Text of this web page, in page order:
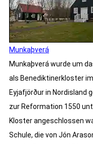
Munkaþverá
Munkaþverá wurde um
als Benediktinerkloster
Eyjafjörður in Nordisland
zur Reformation 1550
Kloster angeschlossen
Schule, die von Jón